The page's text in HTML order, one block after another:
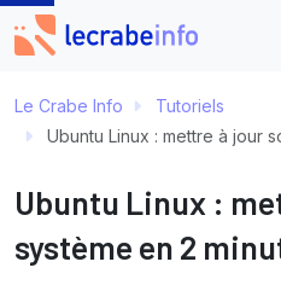
Le Crabe Info
Tutoriels
Ubuntu Linux : mettre à jour
Ubuntu Linux :
système en 2